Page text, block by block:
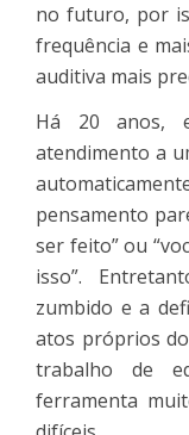
no futuro, por
frequência e
auditiva mais
Há 20 anos,
atendimento a
pensamento
ser feito” ou
isso”.
zumbido e a
atos próprios
trabalho de
ferramenta